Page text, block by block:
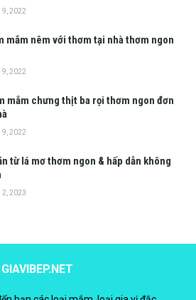
9, 2022
mắm nêm với thơm tại nhà thơm ngon
9, 2022
mắm chưng thịt ba rọi thơm ngon đơn
9, 2022
từ lá mơ thơm ngon & hấp dẫn không
2, 2023
GIAVIBEP.NET